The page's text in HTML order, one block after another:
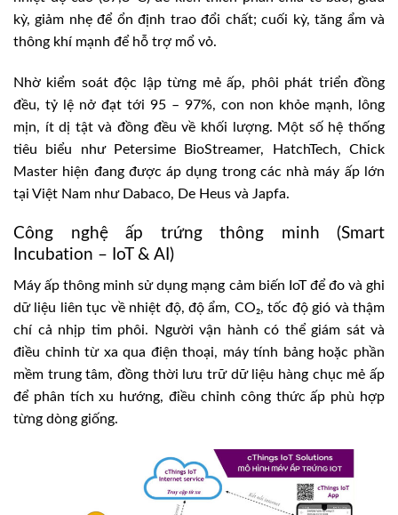
kỳ, giảm nhẹ để ổn định trao đổi chất; cuối kỳ, tăng ẩm và
thông khí mạnh để hỗ trợ mổ vỏ.
Nhờ kiểm soát độc lập từng mẻ ấp, phôi phát triển đồng
đều, tỷ lệ nở đạt tới 95 – 97%, con non khỏe mạnh, lông
mịn, ít dị tật và đồng đều về khối lượng. Một số hệ thống
tiêu biểu như Petersime BioStreamer, HatchTech, Chick
Master hiện đang được áp dụng trong các nhà máy ấp lớn
tại Việt Nam như Dabaco, De Heus và Japfa.
Công nghệ ấp trứng thông minh (Smart
Incubation – IoT & AI)
Máy ấp thông minh sử dụng mạng cảm biến IoT để đo và ghi
dữ liệu liên tục về nhiệt độ, độ ẩm, CO₂, tốc độ gió và thậm
chí cả nhịp tim phôi. Người vận hành có thể giám sát và
điều chỉnh từ xa qua điện thoại, máy tính bảng hoặc phần
mềm trung tâm, đồng thời lưu trữ dữ liệu hàng chục mẻ ấp
để phân tích xu hướng, điều chỉnh công thức ấp phù hợp
từng dòng giống.